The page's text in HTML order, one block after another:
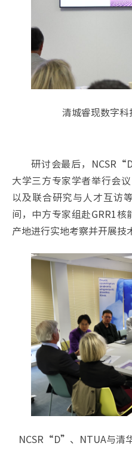
清城睿现数字
研讨会最后，
大学三方专家学者举行会
以及联合研究与人才互访
间，中方专家组赴GRR1
产地进行实地考察并开展技
NCSR“D”、NTUA与清